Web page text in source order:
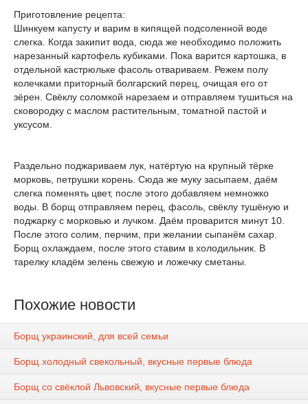
Приготовление рецепта:
Шинкуем капусту и варим в кипящей подсоленной воде
слегка. Когда закипит вода, сюда же необходимо положить
нарезанный картофель кубиками. Пока варится картошка, в
отдельной кастрюльке фасоль отвариваем. Режем полу
колечками приторный болгарский перец, очищая его от
зёрен. Свёклу соломкой нарезаем и отправляем тушиться на
сковородку с маслом растительным, томатной пастой и
уксусом.
Раздельно поджариваем лук, натёртую на крупный тёрке
морковь, петрушки корень. Сюда же муку засыпаем, даём
слегка поменять цвет, после этого добавляем немножко
воды. В борщ отправляем перец, фасоль, свёклу тушёную и
поджарку с морковью и лучком. Даём проварится минут 10.
После этого солим, перчим, при желании сыпанём сахар.
Борщ охлаждаем, после этого ставим в холодильник. В
тарелку кладём зелень свежую и ложечку сметаны.
Похожие новости
Борщ украинский, для всей семьи
Борщ холодный свекольный, вкусные первые блюда
Борщ со свёклой Львовский, вкусные первые блюда